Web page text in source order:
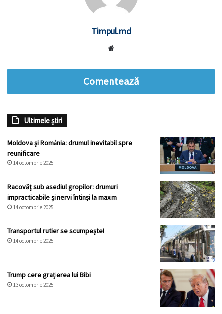
Timpul.md
Comentează
Ultimele știri
Moldova și România: drumul inevitabil spre
reunificare
14 octombrie 2025
Racovăț sub asediul gropilor: drumuri
impracticabile și nervi întinși la maxim
14 octombrie 2025
Transportul rutier se scumpește!
14 octombrie 2025
Trump cere grațierea lui Bibi
13 octombrie 2025